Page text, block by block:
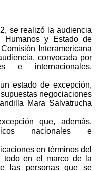
se realizó la audiencia
Humanos y Estado de
Interamericana
convocada por
e internacionales,
estado de excepción,
negociaciones
Mara Salvatrucha
que, además,
nacionales e
en términos del
todo en el marco de la
las personas que se